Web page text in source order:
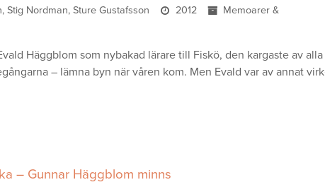
Stig Nordman, Sture Gustafsson
2012
Memoarer &
Häggblom som nybakad lärare till Fiskö, den kargaste av
– lämna byn när våren kom. Men Evald var av annat
– Gunnar Häggblom minns